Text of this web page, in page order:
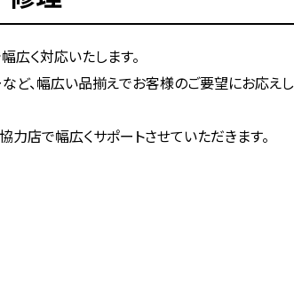
広く対応いたします。
ど、幅広い品揃えでお客様のご要望にお応えし
店で幅広くサポートさせていただきます。